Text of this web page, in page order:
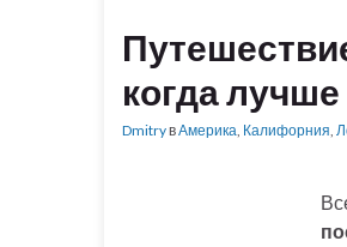
когда лучше
DmitryвАмерика, Калифорния,